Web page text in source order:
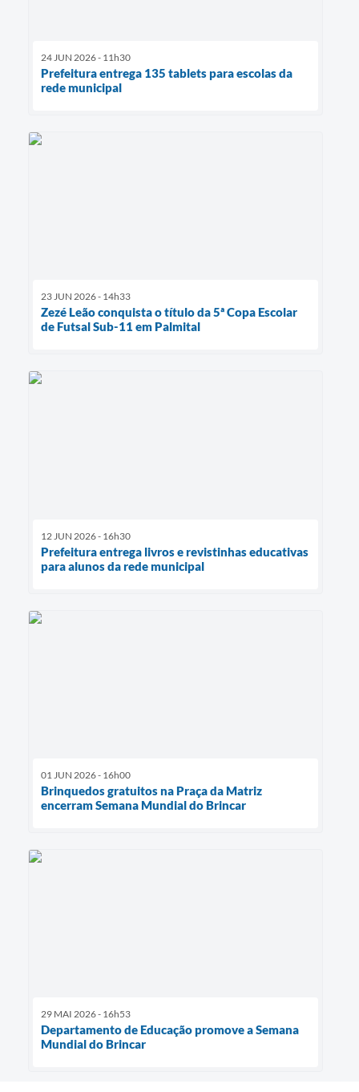
24 JUN 2026 - 11h30
Prefeitura entrega 135 tablets para escolas da
rede municipal
23 JUN 2026 - 14h33
Zezé Leão conquista o título da 5ª Copa Escolar
de Futsal Sub-11 em Palmital
12 JUN 2026 - 16h30
Prefeitura entrega livros e revistinhas educativas
para alunos da rede municipal
01 JUN 2026 - 16h00
Brinquedos gratuitos na Praça da Matriz
encerram Semana Mundial do Brincar
29 MAI 2026 - 16h53
Departamento de Educação promove a Semana
Mundial do Brincar